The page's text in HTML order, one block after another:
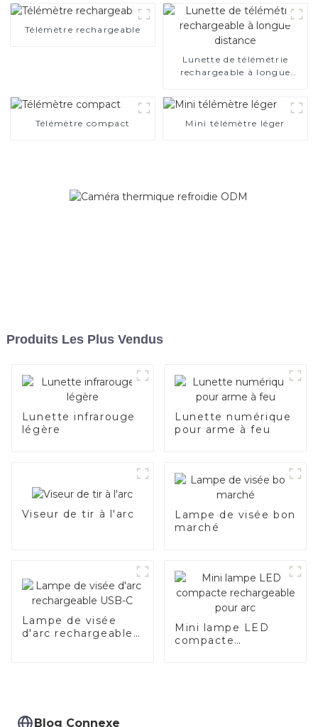
Télémètre rechargeable
Lunette de télémétrie
rechargeable à longue
Télémètre compact Mini télémètre léger
Produits Les Plus Vendus
Lunette infrarouge
légère
Lunette numérique
pour arme à feu
Viseur de tir à l'arc
Lampe de visée bon
marché
Lampe de visée
d'arc rechargeable
Mini lampe LED
compacte
Blog Connexe